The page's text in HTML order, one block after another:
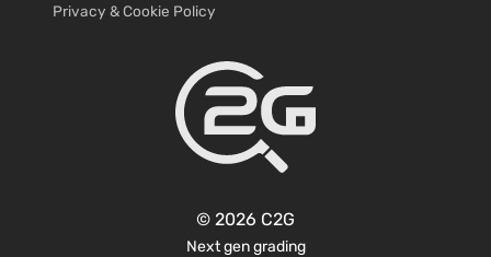
Privacy & Cookie Policy
© 2026 C2G
Next gen grading